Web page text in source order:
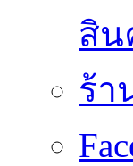
สิน
ร้า